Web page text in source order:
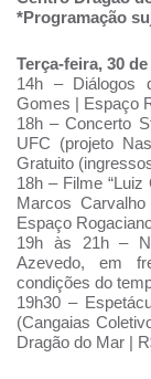
*Programação
Terça-feira, 30
14h – Diálogos
Gomes | Espaço
18h – Concerto
UFC (projeto
Gratuito
18h – Filme “Luiz
Marcos
Espaço
19h às 21h –
Azevedo, em
condições do
19h30 –
(Cangaias
Dragão do Mar |